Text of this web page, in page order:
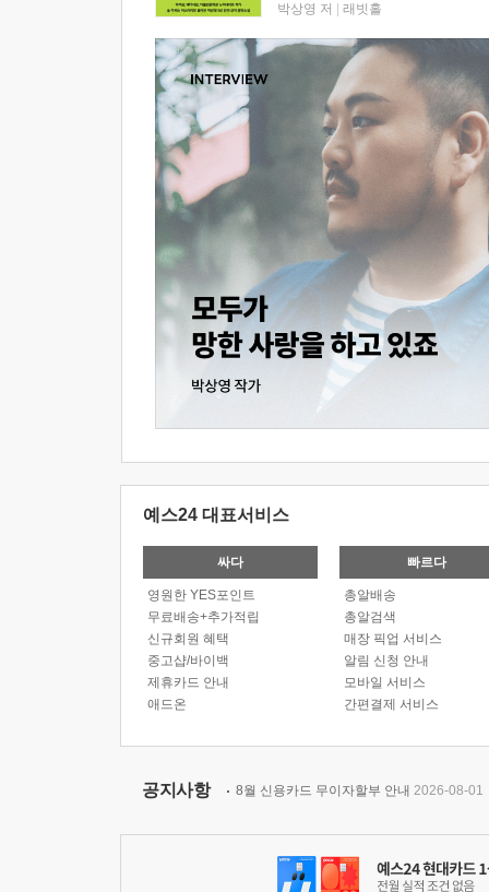
박상영 저 래빗홀
예스24 대표서비스
싸다
영원한 YES포인트
무료배송+추가적립
신규회원 혜택
중고샵/바이백
제휴카드 안내
애드온
빠르다
총알배송
총알검색
매장 픽업 서비스
알림 신청 안내
모바일 서비스
간편결제 서비스
공지사항 8월 신용카드 무이자할부 안내 2026-08-01